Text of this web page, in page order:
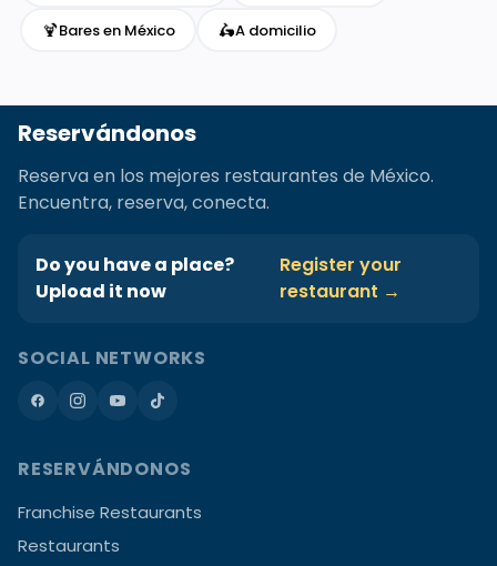
🍹Bares en México 🛵A domicilio
Reservándonos
Reserva en los mejores restaurantes de México.
Encuentra, reserva, conecta.
Do you have a place?
Upload it now
Register your
restaurant →
SOCIAL NETWORKS
RESERVÁNDONOS
Franchise Restaurants
Restaurants